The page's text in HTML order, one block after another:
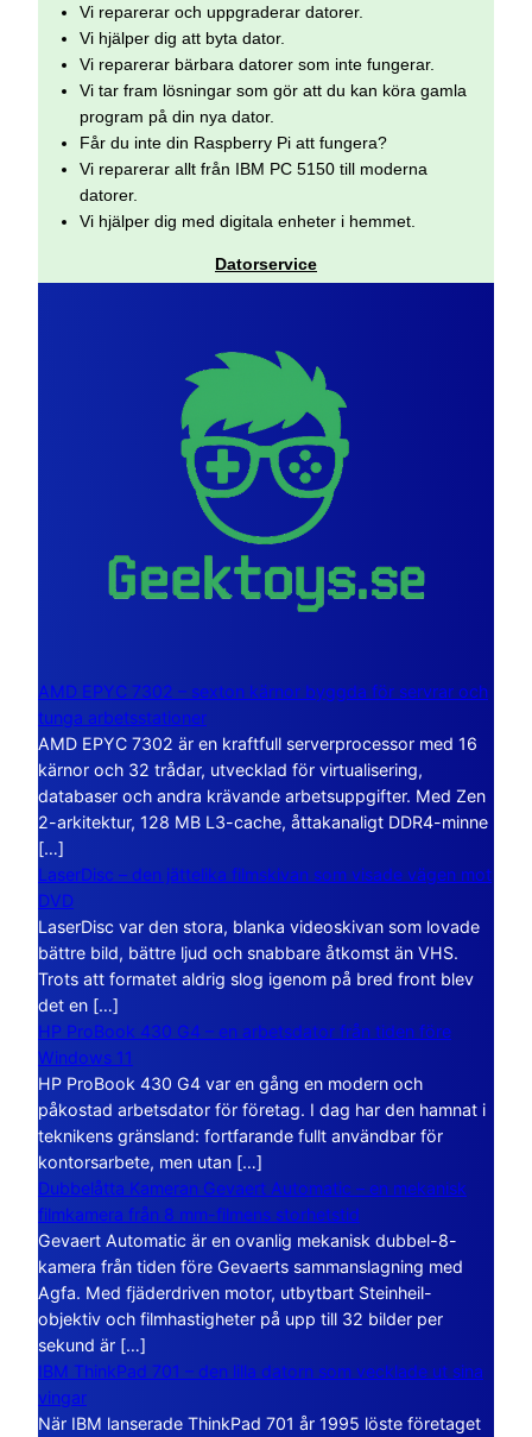
Vi reparerar och uppgraderar datorer.
Vi hjälper dig att byta dator.
Vi reparerar bärbara datorer som inte fungerar.
Vi tar fram lösningar som gör att du kan köra gamla
program på din nya dator.
Får du inte din Raspberry Pi att fungera?
Vi reparerar allt från IBM PC 5150 till moderna
datorer.
Vi hjälper dig med digitala enheter i hemmet.
Datorservice
AMD EPYC 7302 – sexton kärnor byggda för servrar och
tunga arbetsstationer
AMD EPYC 7302 är en kraftfull serverprocessor med 16
kärnor och 32 trådar, utvecklad för virtualisering,
databaser och andra krävande arbetsuppgifter. Med Zen
2-arkitektur, 128 MB L3-cache, åttakanaligt DDR4-minne
[…]
LaserDisc – den jättelika filmskivan som visade vägen mot
DVD
LaserDisc var den stora, blanka videoskivan som lovade
bättre bild, bättre ljud och snabbare åtkomst än VHS.
Trots att formatet aldrig slog igenom på bred front blev
det en […]
HP ProBook 430 G4 – en arbetsdator från tiden före
Windows 11
HP ProBook 430 G4 var en gång en modern och
påkostad arbetsdator för företag. I dag har den hamnat i
teknikens gränsland: fortfarande fullt användbar för
kontorsarbete, men utan […]
Dubbelåtta Kameran Gevaert Automatic – en mekanisk
filmkamera från 8 mm-filmens storhetstid
Gevaert Automatic är en ovanlig mekanisk dubbel-8-
kamera från tiden före Gevaerts sammanslagning med
Agfa. Med fjäderdriven motor, utbytbart Steinheil-
objektiv och filmhastigheter på upp till 32 bilder per
sekund är […]
IBM ThinkPad 701 – den lilla datorn som vecklade ut sina
vingar
När IBM lanserade ThinkPad 701 år 1995 löste företaget